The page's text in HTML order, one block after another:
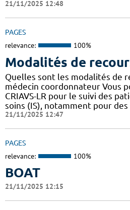
21/11/2025 12:48
PAGES
relevance: 100%
Modalités de
Quelles sont les modalités de
médecin coordonnateur Vous
CRIAVS-LR pour le suivi des
soins (IS), notamment pour
21/11/2025 12:47
PAGES
relevance: 100%
BOAT
21/11/2025 12:15